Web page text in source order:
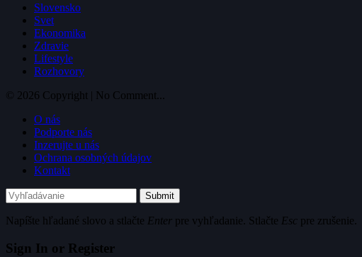
Slovensko
Svet
Ekonomika
Zdravie
Lifestyle
Rozhovory
© 2026 Copyright | No Comment...
O nás
Podporte nás
Inzerujte u nás
Ochrana osobných údajov
Kontakt
Submit
Napíšte hľadané slovo a stlačte Enter pre vyhľadanie. Stlačte Esc pre zrušenie.
Sign In or Register